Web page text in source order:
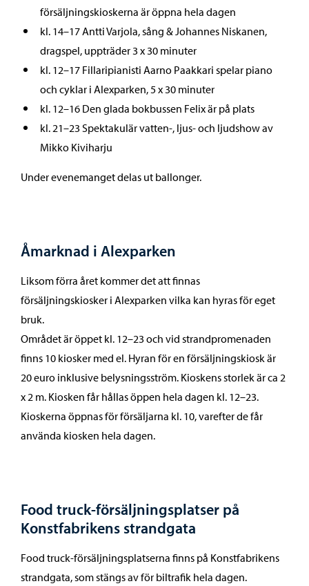
försäljningskioskerna är öppna hela dagen
kl. 14–17 Antti Varjola, sång & Johannes Niskanen,
dragspel, uppträder 3 x 30 minuter
kl. 12–17 Fillaripianisti Aarno Paakkari spelar piano
och cyklar i Alexparken, 5 x 30 minuter
kl. 12–16 Den glada bokbussen Felix är på plats
kl. 21–23 Spektakulär vatten-, ljus- och ljudshow av
Mikko Kiviharju
Under evenemanget delas ut ballonger.
Åmarknad i Alexparken
Liksom förra året kommer det att finnas
försäljningskiosker i Alexparken vilka kan hyras för eget
bruk.
Området är öppet kl. 12–23 och vid strandpromenaden
finns 10 kiosker med el. Hyran för en försäljningskiosk är
20 euro inklusive belysningsström. Kioskens storlek är ca 2
x 2 m. Kiosken får hållas öppen hela dagen kl. 12–23.
Kioskerna öppnas för försäljarna kl. 10, varefter de får
använda kiosken hela dagen.
Food truck-försäljningsplatser på
Konstfabrikens strandgata
Food truck-försäljningsplatserna finns på Konstfabrikens
strandgata, som stängs av för biltrafik hela dagen.